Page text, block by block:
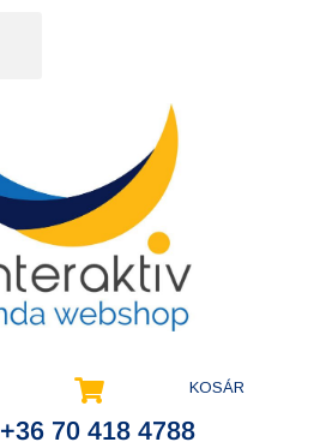
KOSÁR
+36 70 418 4788